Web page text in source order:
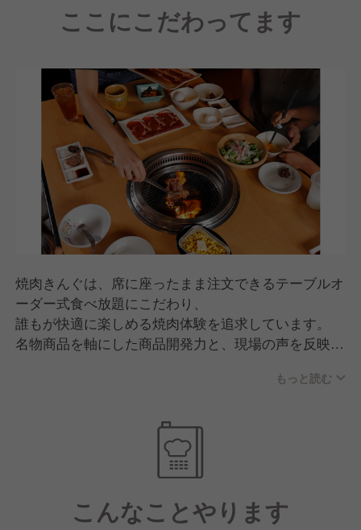
ここにこだわってます
焼肉きんぐは、席に座ったまま注文できるテーブルオ
ーダー式食べ放題にこだわり、
誰もが快適に楽しめる焼肉体験を追求しています。
名物商品を軸にした商品開発力と、現場の声を反映す
品質・価格・サービスのバランスが高く評価され、
もっと読む
こんなことやります